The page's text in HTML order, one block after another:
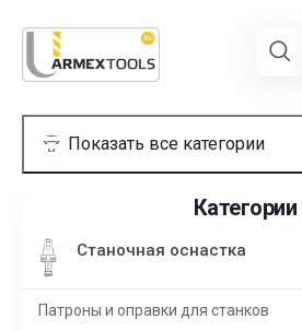
Категории
Станочная оснастка
Патроны и оправки для станков